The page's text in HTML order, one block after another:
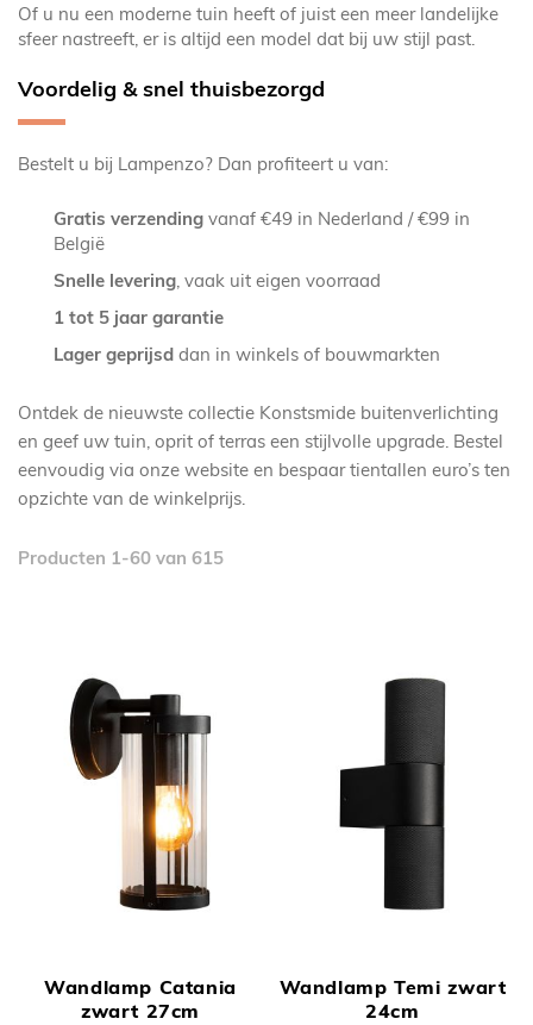
Of u nu een moderne tuin heeft of juist een meer landelijke
sfeer nastreeft, er is altijd een model dat bij uw stijl past.
Voordelig & snel thuisbezorgd
Bestelt u bij Lampenzo? Dan profiteert u van:
Gratis verzending vanaf €49 in Nederland / €99 in
België
Snelle levering , vaak uit eigen voorraad
1 tot 5 jaar garantie
Lager geprijsd dan in winkels of bouwmarkten
Ontdek de nieuwste collectie Konstsmide buitenverlichting
en geef uw tuin, oprit of terras een stijlvolle upgrade. Bestel
eenvoudig via onze website en bespaar tientallen euro’s ten
opzichte van de winkelprijs.
Producten 1-60 van 615
Wandlamp Catania
zwart 27cm
Wandlamp Temi zwart
24cm